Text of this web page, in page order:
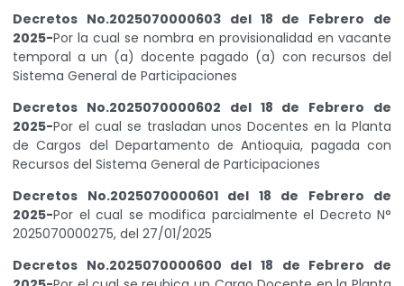
Decretos No.2025070000603 del 18 de Febrero de
2025-Por la cual se nombra en provisionalidad en vacante
temporal a un (a) docente pagado (a) con recursos del
Sistema General de Participaciones
Decretos No.2025070000602 del 18 de Febrero de
2025-Por el cual se trasladan unos Docentes en la Planta
de Cargos del Departamento de Antioquia, pagada con
Recursos del Sistema General de Participaciones
Decretos No.2025070000601 del 18 de Febrero de
2025-Por el cual se modifica parcialmente el Decreto N°
2025070000275, del 27/01/2025
Decretos No.2025070000600 del 18 de Febrero de